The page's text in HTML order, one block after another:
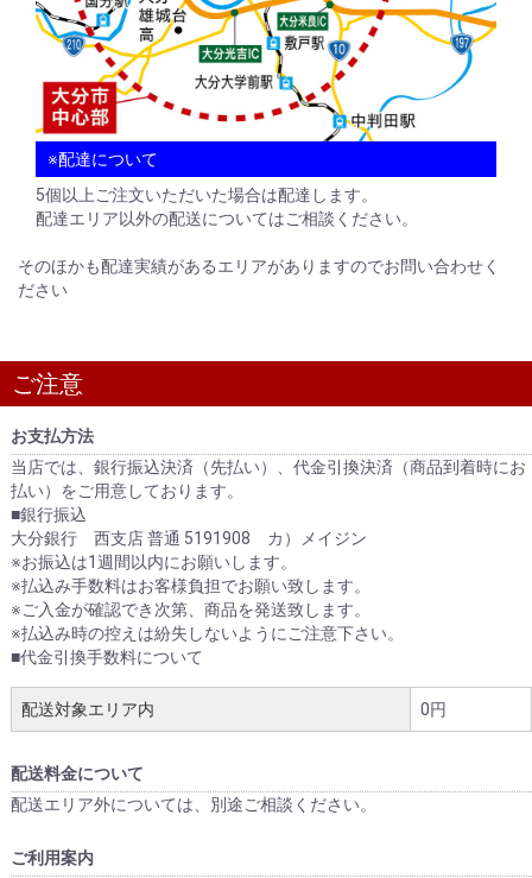
お買い物を続ける カートへ進む
※配達について
5個以上ご注文いただいた場合は配達します。
配達エリア以外の配送についてはご相談ください。
そのほかも配達実績があるエリアがありますのでお問い合わせく
ださい
ご注意
お支払方法
当店では、銀行振込決済（先払い）、代金引換決済（商品到着時にお
払い）をご用意しております。
■銀行振込
大分銀行 西支店 普通 5191908 カ）メイジン
※お振込は1週間以内にお願いします。
※払込み手数料はお客様負担でお願い致します。
※ご入金が確認でき次第、商品を発送致します。
※払込み時の控えは紛失しないようにご注意下さい。
■代金引換手数料について
配送対象エリア内 0円
配送料金について
配送エリア外については、別途ご相談ください。
ご利用案内